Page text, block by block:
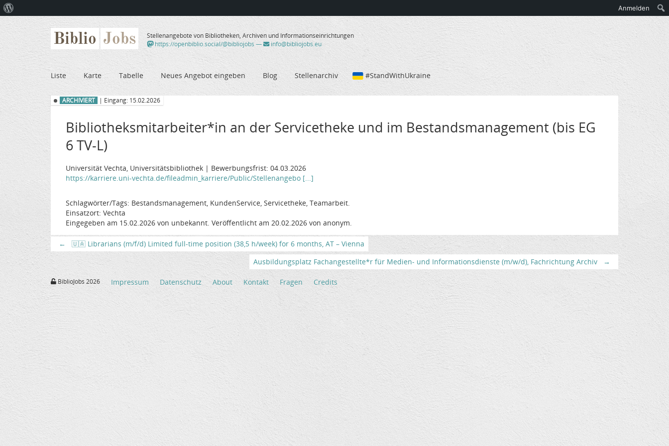
Biblio Jobs
Stellenangebote von Bibliotheken, Archiven und Informationseinrichtungen
https://openbiblio.social/@bibliojobs — info@bibliojobs.eu
Liste Karte Tabelle Neues Angebot eingeben Blog Stellenarchiv #StandWithUkraine
ARCHIVIERT | Eingang: 15.02.2026
Bibliotheksmitarbeiter*in an der Servicetheke und im Bestandsmanagement (bis EG
6 TV-L)
Universität Vechta, Universitätsbibliothek | Bewerbungsfrist: 04.03.2026
https://karriere.uni-vechta.de/fileadmin_karriere/Public/Stellenangebo [...]
Schlagwörter/Tags: Bestandsmanagement, KundenService, Servicetheke, Teamarbeit.
Einsatzort: Vechta
Eingegeben am 15.02.2026 von unbekannt. Veröffentlicht am 20.02.2026 von anonym.
←
🇺🇦 Librarians (m/f/d) Limited full-time position (38,5 h/week) for 6 months, AT – Vienna
Ausbildungsplatz Fachangestellte*r für Medien- und Informationsdienste (m/w/d), Fachrichtung Archiv
→
BiblioJobs 2026 Impressum Datenschutz About Kontakt Fragen Credits
WordPress
Anmelden